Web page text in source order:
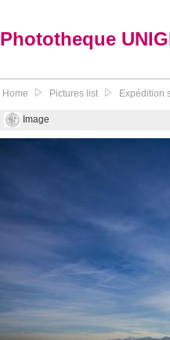
Phototheque
Home Pictures list Expédition
Image